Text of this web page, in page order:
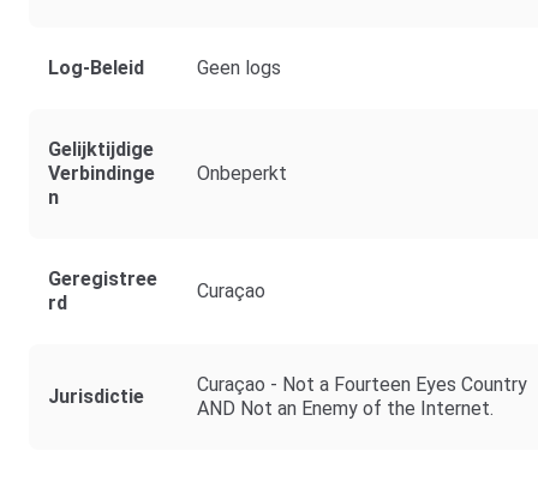
Log-Beleid Geen logs
Gelijktijdige
Verbindinge
N
Onbeperkt
Geregistree
Rd
Curaçao
Jurisdictie
Curaçao - Not a Fourteen Eyes Country
AND Not an Enemy of the Internet.